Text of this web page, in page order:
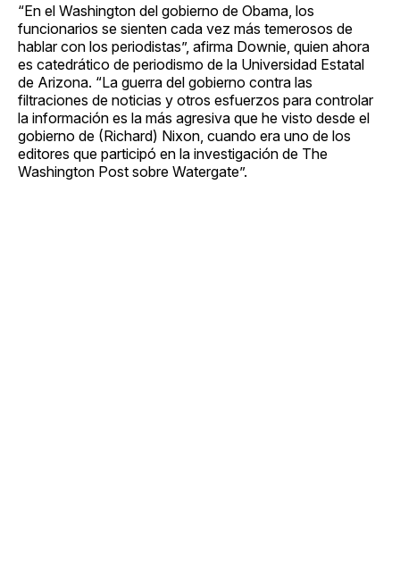
“En el Washington del gobierno de Obama, los
funcionarios se sienten cada vez más temerosos de
hablar con los periodistas”, afirma Downie, quien ahora
es catedrático de periodismo de la Universidad Estatal
de Arizona. “La guerra del gobierno contra las
filtraciones de noticias y otros esfuerzos para controlar
la información es la más agresiva que he visto desde el
gobierno de (Richard) Nixon, cuando era uno de los
editores que participó en la investigación de The
Washington Post sobre Watergate”.